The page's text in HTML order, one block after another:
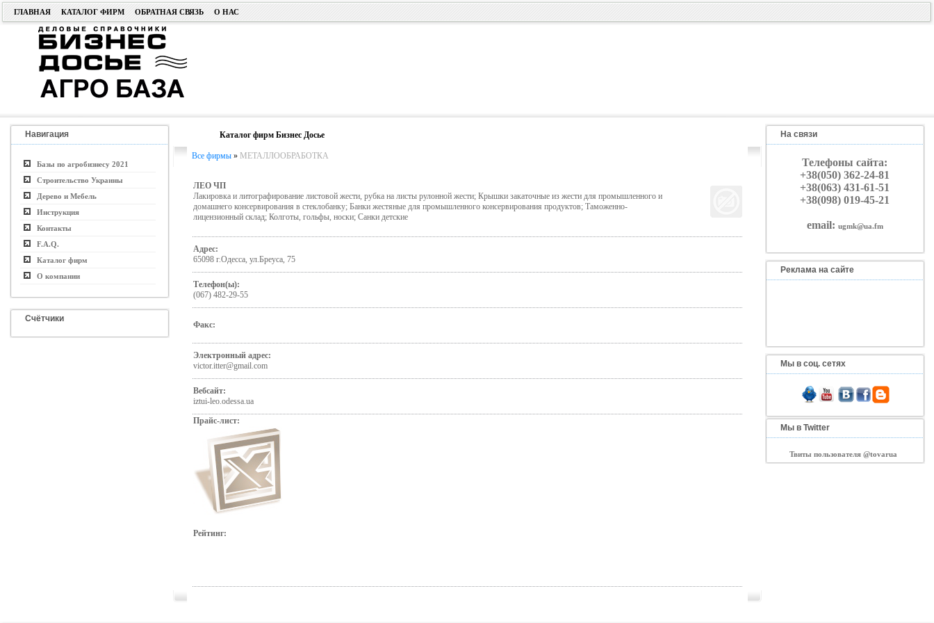
ГЛАВНАЯ КАТАЛОГ ФИРМ ОБРАТНАЯ СВЯЗЬ О НАС
Навигация
Базы по агробизнесу 2021
Строительство Украины
Дерево и Мебель
Инструкция
Контакты
F.A.Q.
Каталог фирм
О компании
Счётчики
Каталог фирм Бизнес Досье
Все фирмы» МЕТАЛЛООБРАБОТКА
ЛЕО ЧП
Лакировка и литографирование листовой жести, рубка на листы рулонной жести; Крышки закаточные из жести для промышленного и
домашнего консервирования в стеклобанку; Банки жестяные для промышленного консервирования продуктов; Таможенно-
лицензионный склад; Колготы, гольфы, носки; Санки детские
Адрес:
65098 г.Одесса, ул.Бреуса, 75
Телефон(ы):
(067) 482-29-55
Факс:
Электронный адрес:
victor.itter@gmail.com
Вебсайт:
iztui-leo.odessa.ua
Прайс-лист:
Рейтинг:
На связи
Телефоны сайта:
+38(050) 362-24-81
+38(063) 431-61-51
+38(098) 019-45-21
email: ugmk@ua.fm
Реклама на сайте
Мы в соц. сетях
Мы в Twitter
Твиты пользователя @tovarua